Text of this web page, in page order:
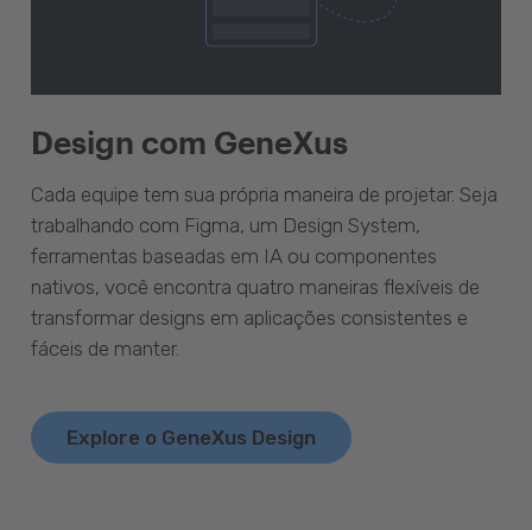
Design com GeneXus
Cada equipe tem sua própria maneira de projetar. Seja
trabalhando com Figma, um Design System,
ferramentas baseadas em IA ou componentes
nativos, você encontra quatro maneiras flexíveis de
transformar designs em aplicações consistentes e
fáceis de manter.
Explore o GeneXus Design